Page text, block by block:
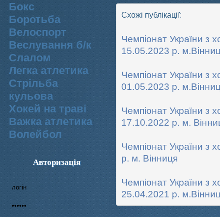
Бокс
Боротьба
Велоспорт
Веслування б/к
Cлалом
Легка атлетика
Стрільба
кульова
Хокей на траві
Важка атлетика
Волейбол
Авторизація
Схожі публікації:
Чемпіонат України з
15.05.2023 р.
Чемпіонат України з
01.05.2023 р.
Чемпіонат України з
17.10.2022 р. м.
Чемпіонат України з
р. м. Вінниця
Чемпіонат України з
25.04.2021 р.